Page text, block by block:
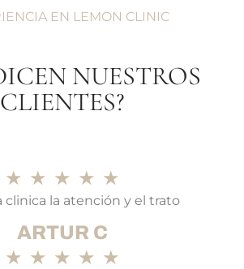
EN LEMON CLINIC
NUESTROS
CLIENTES?
★ ★ ★ ★ ★
clinica la atención y el trato
ARTUR C
★ ★ ★ ★ ★